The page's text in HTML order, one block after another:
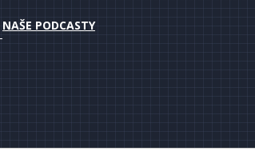
NAŠE PODCASTY